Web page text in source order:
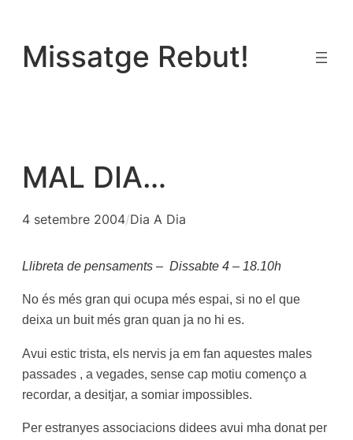
contingut
Missatge Rebut!
MAL DIA…
4 setembre 2004/Dia A Dia
Llibreta de pensaments – Dissabte 4 – 18.10h
No és més gran qui ocupa més espai, si no el que
deixa un buit més gran quan ja no hi es.
Avui estic trista, els nervis ja em fan aquestes males
passades , a vegades, sense cap motiu començo a
recordar, a desitjar, a somiar impossibles.
Per estranyes associacions didees avui mha donat per